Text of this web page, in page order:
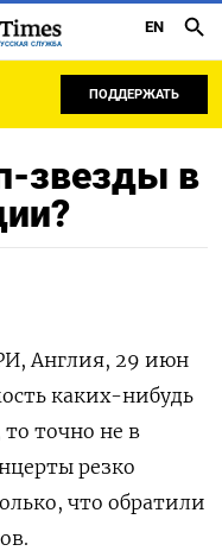
СЛУЖБА
EN
ПОДДЕРЖАТЬ
звезды в
Англия, 29 июн
каких-нибудь
точно не в
резко
что обратили